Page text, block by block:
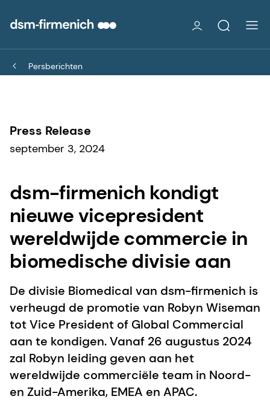
Persberichten
Press Release
september 3, 2024
dsm-firmenich kondigt
nieuwe vicepresident
wereldwijde commercie in
biomedische divisie aan
De divisie Biomedical van dsm-ﬁrmenich is
verheugd de promotie van Robyn Wiseman
tot Vice President of Global Commercial
aan te kondigen. Vanaf 26 augustus 2024
zal Robyn leiding geven aan het
wereldwijde commerciële team in Noord-
en Zuid-Amerika, EMEA en APAC.